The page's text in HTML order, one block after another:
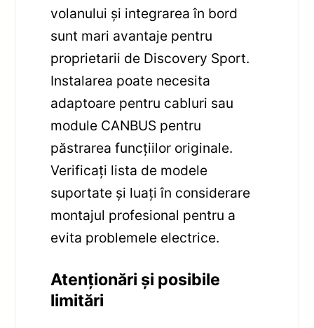
volanului și integrarea în bord
sunt mari avantaje pentru
proprietarii de Discovery Sport.
Instalarea poate necesita
adaptoare pentru cabluri sau
module CANBUS pentru
păstrarea funcțiilor originale.
Verificați lista de modele
suportate și luați în considerare
montajul profesional pentru a
evita problemele electrice.
Atenționări și posibile
limitări